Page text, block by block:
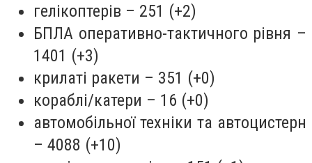
гелікоптерів – 251 (+2)
БПЛА оперативно-тактичного рівня –
1401 (+3)
крилаті ракети – 351 (+0)
кораблі/катери – 16 (+0)
автомобільної техніки та автоцистерн
– 4088 (+10)